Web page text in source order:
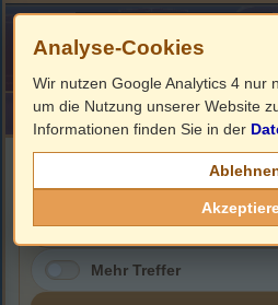
HOME ImpressumLinks
Filmbeschreibung, Cover
Mehr Treffer
Analyse-Cookies
Wir nutzen Google Analytics 4 nur
um die Nutzung unserer Website
Informationen finden Sie in der